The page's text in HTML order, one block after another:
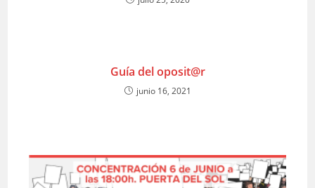
Guía del oposit@r
junio 16, 2021